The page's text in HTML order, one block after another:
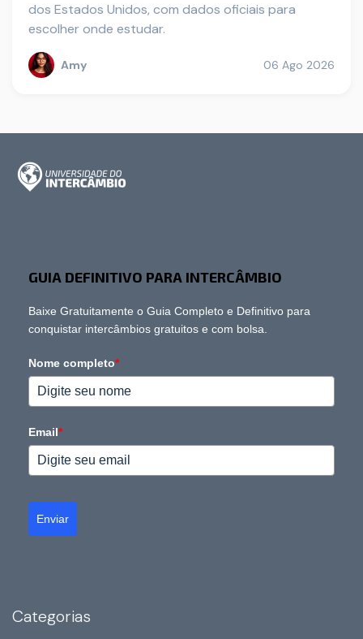
dos Estados Unidos, com dados oficiais para
escolher onde estudar.
Amy 06 Ago 2026
GUIA DEFINITIVO PARA INTERCÂMBIO
Baixe Gratuitamente o Guia Completo e Definitivo para
conquistar intercâmbios gratuitos e com bolsa.
Nome completo*
Email*
Enviar
Categorias